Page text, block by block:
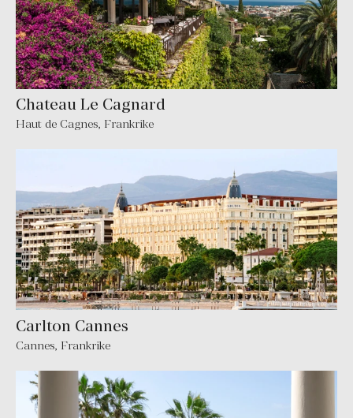
Chateau Le Cagnard
Haut de Cagnes, Frankrike
Carlton Cannes
Cannes, Frankrike